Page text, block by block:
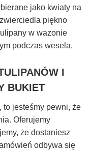
jako kwiaty na
piękno
w wazonie
podczas wesela,
I
BUKIET
jesteśmy pewni, że
Oferujemy
że dostaniesz
odbywa się